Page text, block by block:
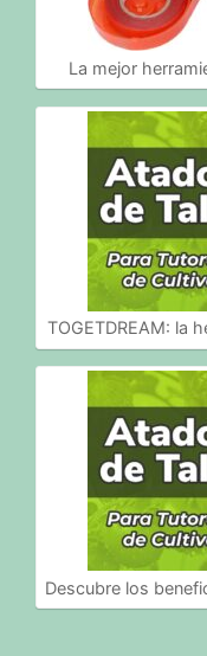
La mejor
TOGETDREAM: la
Descubre los